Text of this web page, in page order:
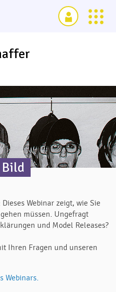
Bild
Webinar zeigt, wie Sie
müssen. Ungefragt
und Model Releases?
Ihren Fragen und unseren
Webinars.